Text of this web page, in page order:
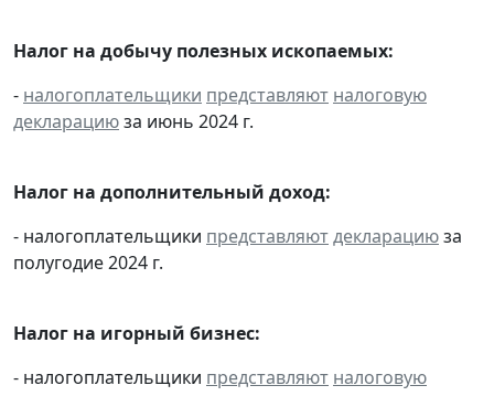
Налог на добычу полезных ископаемых:
- налогоплательщики представляют налоговую
декларациюза июнь 2024 г.
Налог на дополнительный доход:
- налогоплательщики представляютдекларациюза
полугодие 2024 г.
Налог на игорный бизнес:
- налогоплательщики представляют налоговую